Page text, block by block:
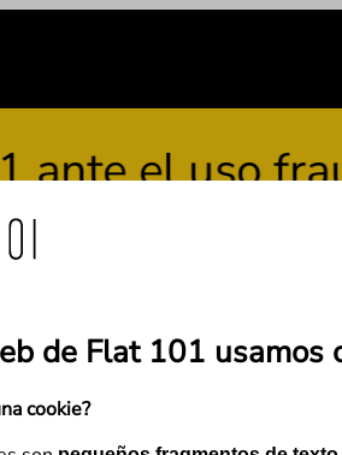
de Flat 101 usamos
cookie?
uso